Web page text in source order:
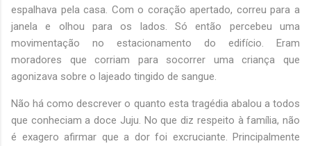
espalhava pela casa. Com o coração apertado, correu para a
janela e olhou para os lados. Só então percebeu uma
movimentação no estacionamento do edifício. Eram
moradores que corriam para socorrer uma criança que
agonizava sobre o lajeado tingido de sangue.
Não há como descrever o quanto esta tragédia abalou a todos
que conheciam a doce Juju. No que diz respeito à família, não
é exagero afirmar que a dor foi excruciante. Principalmente